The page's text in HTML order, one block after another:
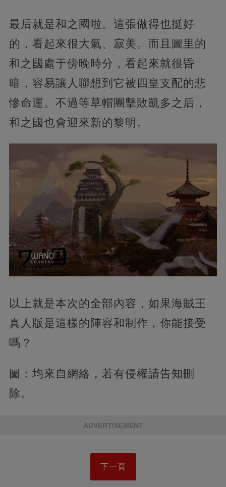
最后就是和之國啦。這張做得也挺好
的，看起來很大氣、寂美。而且圖里的
和之國處于傍晚時分，看起來就很昏
暗，容易讓人聯想到它被四皇支配的悲
慘命運。不過等草帽團擊敗凱多之后，
和之國也會迎來新的黎明。
以上就是本次的全部內容，如果海賊王
真人版是這樣的陣容和制作，你能接受
嗎？
圖：均來自網絡，若有侵權請告知刪
除。
ADVERTISEMENT
下一頁